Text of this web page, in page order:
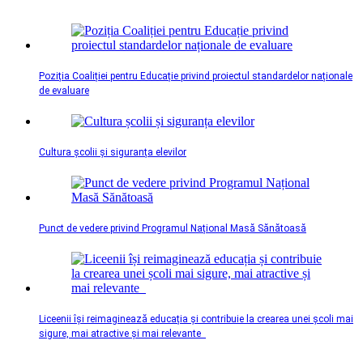
Poziția Coaliției pentru Educație privind proiectul standardelor naționale
de evaluare
Cultura școlii și siguranța elevilor
Punct de vedere privind Programul Național Masă Sănătoasă
Liceenii își reimaginează educația și contribuie la crearea unei școli mai
sigure, mai atractive și mai relevante